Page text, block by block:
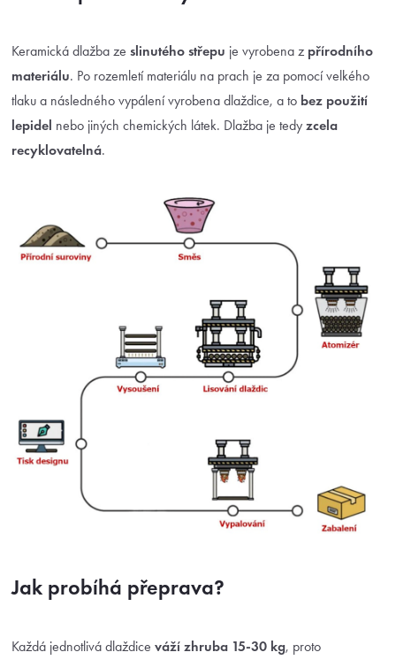
Keramická dlažba ze slinutého střepu je vyrobena z přírodního
materiálu. Po rozemletí materiálu na prach je za pomocí velkého
tlaku a následného vypálení vyrobena dlaždice, a to bez použití
lepidel nebo jiných chemických látek. Dlažba je tedy zcela
recyklovatelná.
Jak probíhá přeprava?
Každá jednotlivá dlaždice váží zhruba 15-30 kg, proto